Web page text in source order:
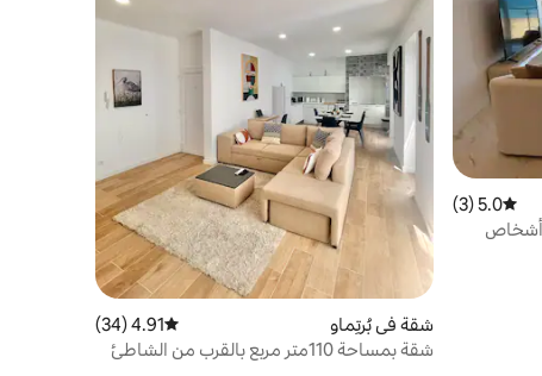
متوسط التقييم 5.0 من 5، 3 مراجعات
5.0 (3)
شقة في بُرتِماو متوسط التقييم 4.91 من 5، 34 مراجعات
4.91 (34)
شقة بمساحة 110متر مربع بالقرب من الشاطئ